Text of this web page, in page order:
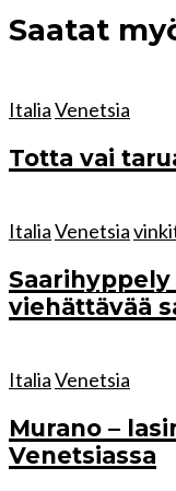
Saatat
ItaliaVenetsia
Totta vai
ItaliaVenetsia
Saarihyppely
viehättävää
ItaliaVenetsia
Murano –
Venetsiassa